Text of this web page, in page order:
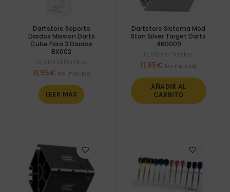
Dartstore Soporte
Dardos Mission Darts
Cube Para 3 Dardos
BX002
0 Stand Dardos
11,95€ Iva incluido
LEER MÁS
Dartstore Sistema Mod
Stan Silver Target Darts
460009
0 Stand Dardos
11,95€ Iva incluido
AÑADIR AL
CARRITO